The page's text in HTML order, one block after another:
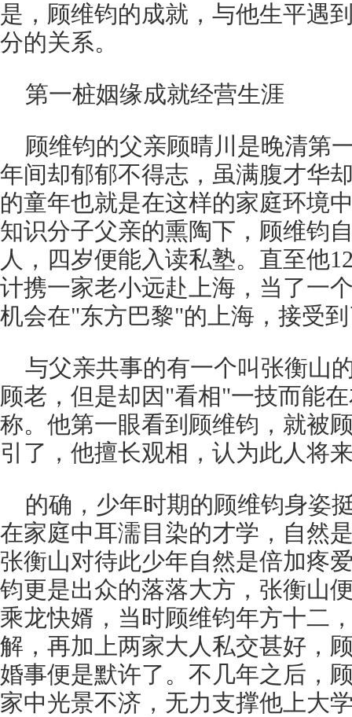
是，顾维钧的成就，与他生平遇
分的关系。
第一桩姻缘成就经营生涯
顾维钧的父亲顾晴川是晚清第
年间却郁郁不得志，虽满腹才华
的童年也就是在这样的家庭环境
知识分子父亲的熏陶下，顾维钧
人，四岁便能入读私塾。直至他
计携一家老小远赴上海，当了一
机会在"东方巴黎"的上海，接受
与父亲共事的有一个叫张衡山
顾老，但是却因"看相"一技而能
称。他第一眼看到顾维钧，就被
引了，他擅长观相，认为此人将
的确，少年时期的顾维钧身姿
在家庭中耳濡目染的才学，自然
张衡山对待此少年自然是倍加疼
钧更是出众的落落大方，张衡山
乘龙快婿，当时顾维钧年方十二
解，再加上两家大人私交甚好，
婚事便是默许了。不几年之后，
家中光景不济，无力支撑他上大